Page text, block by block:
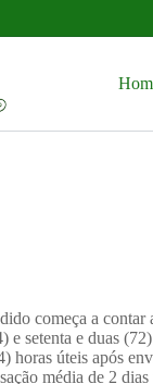
começa a
e setenta e duas
horas úteis após
média de 2 dias